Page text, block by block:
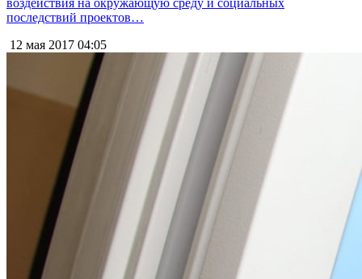
последствий проектов…
12 мая 2017 04:05